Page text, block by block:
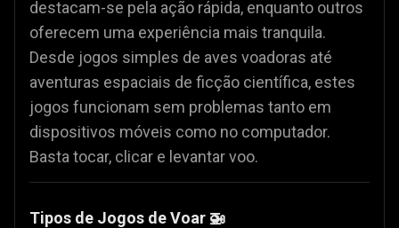
destacam-se pela ação rápida, enquanto outros
oferecem uma experiência mais tranquila.
Desde jogos simples de aves voadoras até
aventuras espaciais de ficção científica, estes
jogos funcionam sem problemas tanto em
dispositivos móveis como no computador.
Basta tocar, clicar e levantar voo.
Tipos de Jogos de Voar 🚁